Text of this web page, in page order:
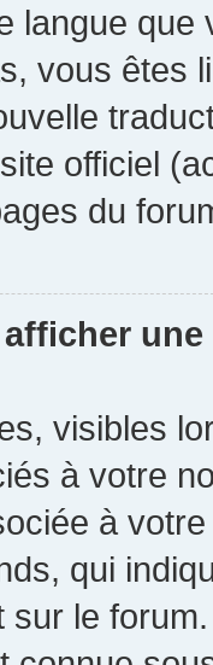
langue
vous êtes
officiel
du
visibles
à votre
à
qui
le